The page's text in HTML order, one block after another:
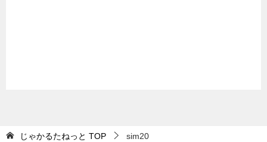
じゃかるたねっと TOP sim20